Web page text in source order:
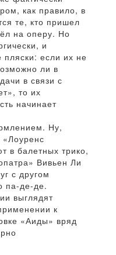
как правило, в
те, кто пришел
на оперу. Но
и
пляски: если их не
ли в
в связи с
то их
начинает
Ну,
«Лоуренс
в балетных трико,
Вивьен Ли
с другом
па-де-де.
выглядят
к
«Аиды» вряд